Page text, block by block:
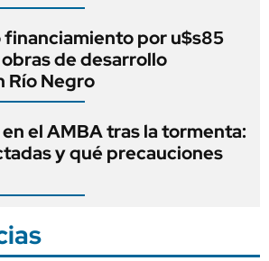
financiamiento por u$s85
de desarrollo
Río Negro
el AMBA tras la tormenta:
y qué precauciones